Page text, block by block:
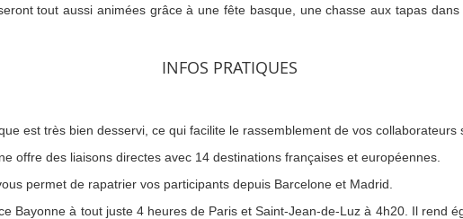
tout aussi animées grâce à une fête basque, une chasse aux tapas
INFOS PRATIQUES
est très bien desservi, ce qui facilite le rassemblement de vos collaborateurs
offre des liaisons directes avec 14 destinations françaises et européennes.
permet de rapatrier vos participants depuis Barcelone et Madrid.
Bayonne à tout juste 4 heures de Paris et Saint-Jean-de-Luz à 4h20. Il rend